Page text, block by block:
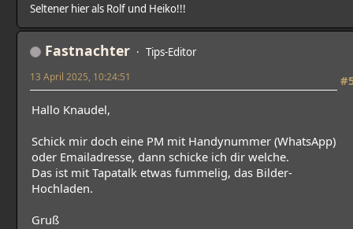
Seltener hier als Rolf und Heiko!!!
Fastnachter Tips-Editor
13 April 2025, 10:24:51
Hallo Knaudel,
Schick mir doch eine PM mit Handynummer (WhatsApp)
oder Emailadresse, dann schicke ich dir welche.
Das ist mit Tapatalk etwas fummelig, das Bilder-
Hochladen.
Gruß